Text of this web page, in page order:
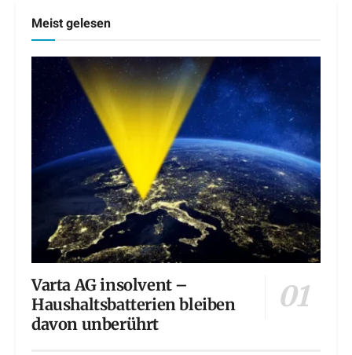
Meist gelesen
Varta AG insolvent –
Haushaltsbatterien bleiben
davon unberührt